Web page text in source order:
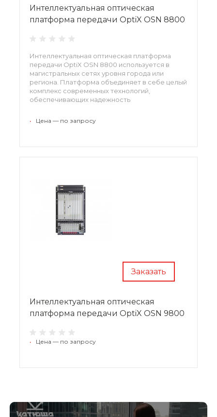
Интеллектуальная оптическая
платформа передачи OptiX OSN 8800
Интеллектуальная оптическая платформа
передачи OptiX OSN 8800 используется в
магистральных сетях уровня города или
региона. Платформа объединяет в себе целый
комплекс современных технологий,
обеспечивающих надежность
• Цена — по запросу
Заказать
Интеллектуальная оптическая
платформа передачи OptiX OSN 9800
• Цена — по запросу